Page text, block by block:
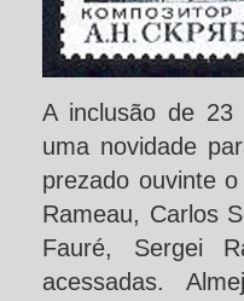
A inclusão de 23
uma novidade
prezado ouvinte
Rameau, Carlos
Fauré, Sergei
acessadas.